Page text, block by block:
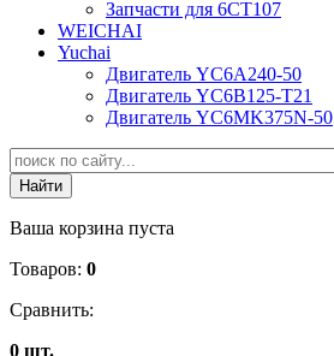
Запчасти для 6CT107
WEICHAI
Yuchai
Двигатель YC6A240-50
Двигатель YC6B125-T21
Двигатель YC6MK375N-50
Ваша корзина пуста
Товаров: 0
Сравнить:
0 шт.